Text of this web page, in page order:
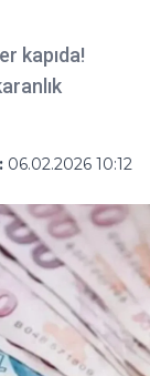
kapıda!
06.02.2026 10:12